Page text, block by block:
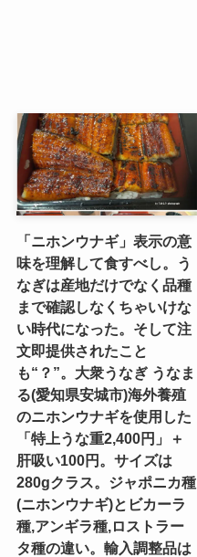
「ニホンウナギ」表示の意
味を理解して食すべし。う
なぎは産地だけでなく品種
まで確認しなくちゃいけな
い時代になった。そして注
文即提供されたこと
も“？”。大衆うなぎ うなま
る(愛知県安城市)海外養殖
のニホンウナギを使用した
「特上うな重2,400円」＋
肝吸い100円。サイズは
280gクラス。ジャポニカ種
(ニホンウナギ)とビカーラ
種,アンギラ種,ロストラー
タ種の違い。輸入調整品は